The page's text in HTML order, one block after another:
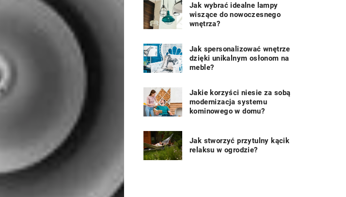
Jak wybrać idealne lampy
wiszące do nowoczesnego
wnętrza?
Jak spersonalizować wnętrze
dzięki unikalnym osłonom na
meble?
Jakie korzyści niesie za sobą
modernizacja systemu
kominowego w domu?
Jak stworzyć przytulny kącik
relaksu w ogrodzie?